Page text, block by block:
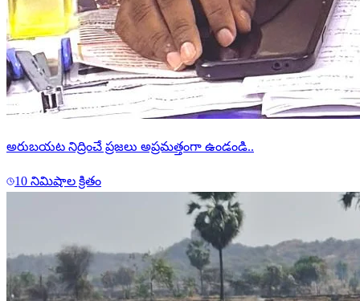
అరుబయట నిద్రించే ప్రజలు అప్రమత్తంగా ఉండండి..
10 నిమిషాల క్రితం